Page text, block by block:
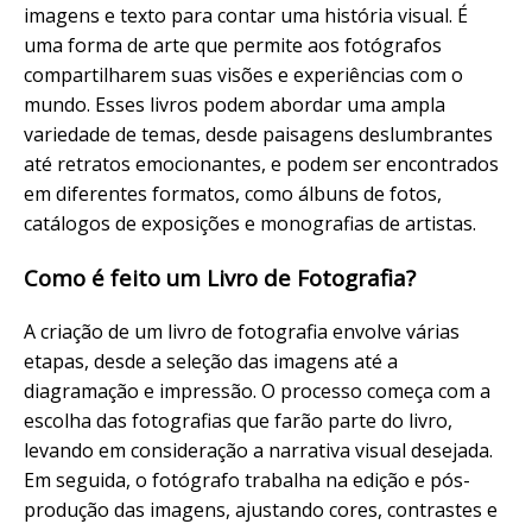
imagens e texto para contar uma história visual. É
uma forma de arte que permite aos fotógrafos
compartilharem suas visões e experiências com o
mundo. Esses livros podem abordar uma ampla
variedade de temas, desde paisagens deslumbrantes
até retratos emocionantes, e podem ser encontrados
em diferentes formatos, como álbuns de fotos,
catálogos de exposições e monografias de artistas.
Como é feito um Livro de Fotografia?
A criação de um livro de fotografia envolve várias
etapas, desde a seleção das imagens até a
diagramação e impressão. O processo começa com a
escolha das fotografias que farão parte do livro,
levando em consideração a narrativa visual desejada.
Em seguida, o fotógrafo trabalha na edição e pós-
produção das imagens, ajustando cores, contrastes e